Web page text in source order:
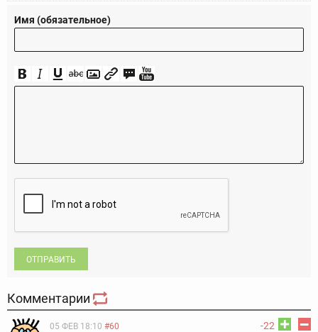
Имя (обязательное)
ОТПРАВИТЬ
Комментарии
-22
05 ФЕВ 18:10 #60